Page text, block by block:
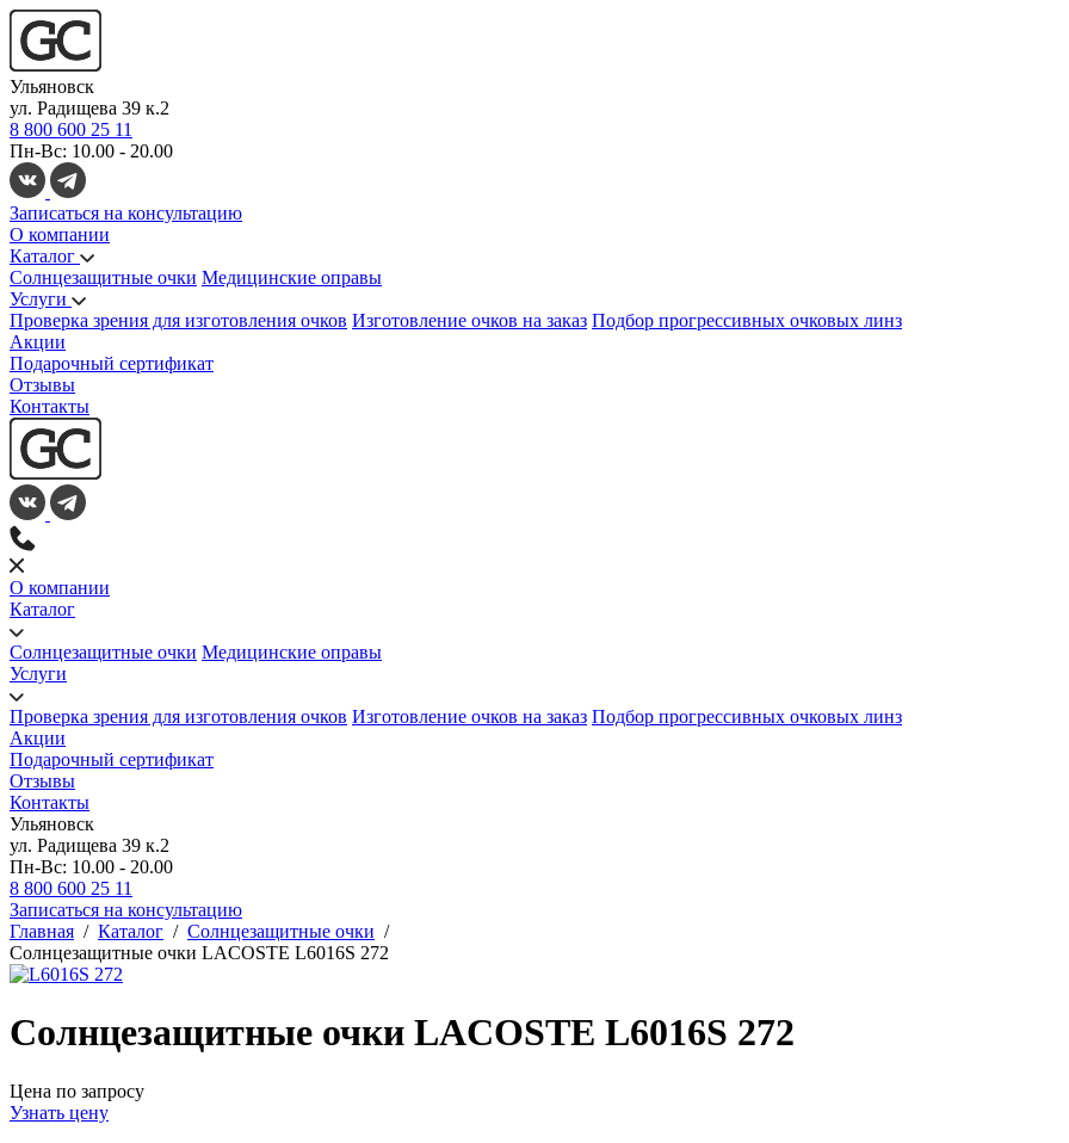
Ульяновск
ул. Радищева 39 к.2
8 800 600 25 11
Пн-Вс: 10.00 - 20.00
Записаться на консультацию
О компании
Каталог
Солнцезащитные очки Медицинские оправы
Услуги
Проверка зрения для изготовления очков Изготовление очков на заказ Подбор прогрессивных очковых линз
Акции
Подарочный сертификат
Отзывы
Контакты
О компании
Каталог
Солнцезащитные очки Медицинские оправы
Услуги
Проверка зрения для изготовления очков Изготовление очков на заказ Подбор прогрессивных очковых линз
Акции
Подарочный сертификат
Отзывы
Контакты
Ульяновск
ул. Радищева 39 к.2
Пн-Вс: 10.00 - 20.00
8 800 600 25 11
Записаться на консультацию
Главная / Каталог / Солнцезащитные очки /
Солнцезащитные очки LACOSTE L6016S 272
Солнцезащитные очки LACOSTE L6016S 272
Цена по запросу
Узнать цену